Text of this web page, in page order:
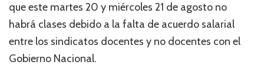
que este martes 20 y miércoles 21 de agosto no
habrá clases debido a la falta de acuerdo salarial
entre los sindicatos docentes y no docentes con el
Gobierno Nacional.